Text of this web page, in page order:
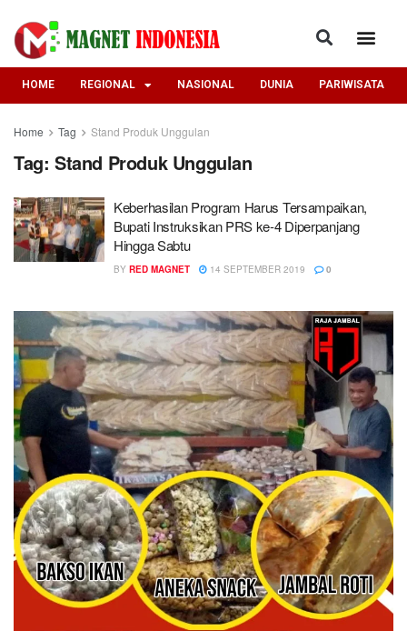
HOME REGIONAL NASIONAL DUNIA PARIWISATA
Home Tag Stand Produk Unggulan
Tag: Stand Produk Unggulan
Keberhasilan Program Harus Tersampaikan,
Bupati Instruksikan PRS ke-4 Diperpanjang
Hingga Sabtu
BY RED MAGNET 14 SEPTEMBER 2019 0